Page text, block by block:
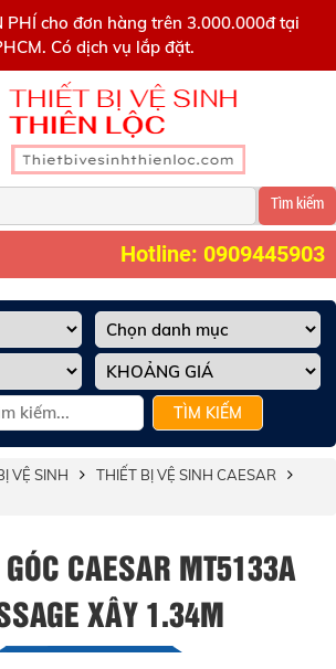
PHÍ cho đơn hàng trên 3.000.000đ tại
Có dịch vụ lắp đặt.
Tìm kiếm
Hotline: 0909445903
TÌM KIẾM
VỆ SINH
THIẾT BỊ VỆ SINH CAESAR
CAESAR MT5133A
XÂY 1.34M